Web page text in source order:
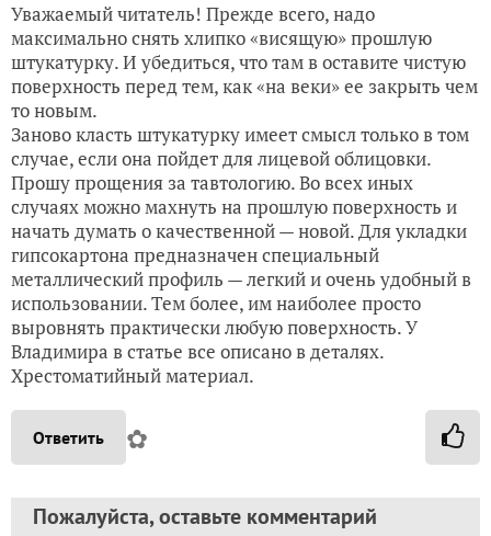
Уважаемый читатель! Прежде всего, надо
максимально снять хлипко «висящую» прошлую
штукатурку. И убедиться, что там в оставите чистую
поверхность перед тем, как «на веки» ее закрыть чем
то новым.
Заново класть штукатурку имеет смысл только в том
случае, если она пойдет для лицевой облицовки.
Прошу прощения за тавтологию. Во всех иных
случаях можно махнуть на прошлую поверхность и
начать думать о качественной — новой. Для укладки
гипсокартона предназначен специальный
металлический профиль — легкий и очень удобный в
использовании. Тем более, им наиболее просто
выровнять практически любую поверхность. У
Владимира в статье все описано в деталях.
Хрестоматийный материал.
Ответить ✿
Пожалуйста, оставьте комментарий